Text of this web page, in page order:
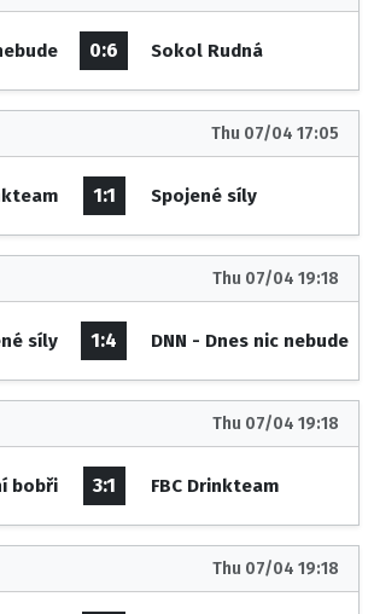
0:6 Sokol Rudná
Thu 07/04 17:05
1:1 Spojené síly
Thu 07/04 19:18
síly 1:4 DNN - Dnes nic nebude
Thu 07/04 19:18
bobři 3:1 FBC Drinkteam
Thu 07/04 19:18